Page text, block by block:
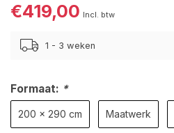
€419,00 Incl. btw
1 - 3 weken
Formaat: *
200 x 290 cm Maatwerk